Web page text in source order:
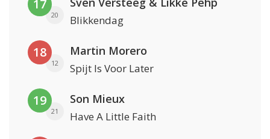
17
20 Blikkendag
18
12
Martin Morero
Spijt Is Voor Later
19
21
Son Mieux
Have A Little Faith